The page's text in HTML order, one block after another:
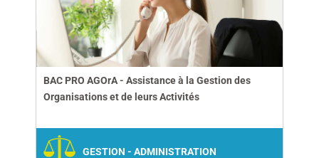
BAC PRO AGOrA - Assistance à la Gestion des
Organisations et de leurs Activités
GESTION - ADMINISTRATION